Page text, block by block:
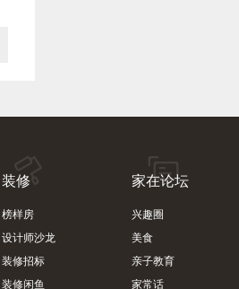
装修
榜样房
设计师沙龙
装修招标
装修闲鱼
家在论坛
兴趣圈
美食
亲子教育
家常话